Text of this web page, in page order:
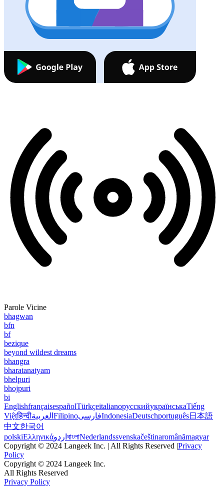
Parole Vicine
bhagwan
bfn
bf
bezique
beyond wildest dreams
bhangra
bharatanatyam
bhelpuri
bhojpuri
bi
EnglishfrançaisespañolTürkçeitalianoрусскийукраїнськаTiếng
Việtहिन्दीالعربية FilipinoفارسیIndonesiaDeutschportuguês日本語
中文한국어
polskiΕλληνικάاردو বাংলাNederlandssvenskačeštinaromânămagyar
Copyright © 2024 Langeek Inc. | All Rights Reserved |Privacy
Policy
Copyright © 2024 Langeek Inc.
All Rights Reserved
Privacy Policy